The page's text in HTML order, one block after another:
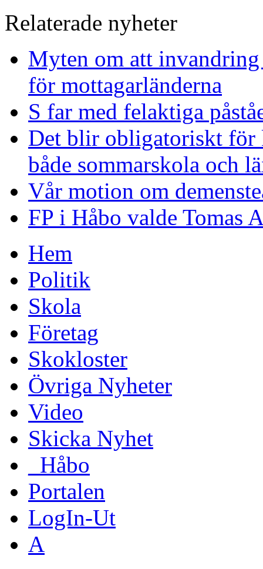
Relaterade nyheter
Myten om att
för mottagarländerna
S far med felaktiga
Det blir obligatoriskt för
både sommarskola och
Vår motion om
FP i Håbo valde Tomas
Hem
Politik
Skola
Företag
Skokloster
Övriga Nyheter
Video
Skicka Nyhet
_Håbo
Portalen
LogIn-Ut
A